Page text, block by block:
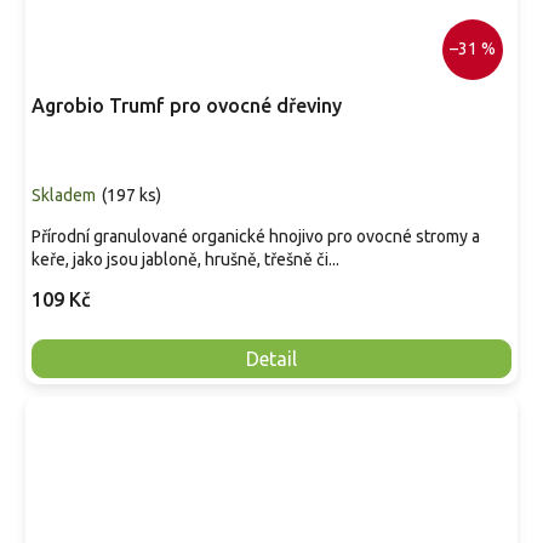
–31 %
Agrobio Trumf pro ovocné dřeviny
Skladem (197 ks)
109 Kč
Detail
Přírodní granulované organické hnojivo pro ovocné stromy a
keře, jako jsou jabloně, hrušně, třešně či...